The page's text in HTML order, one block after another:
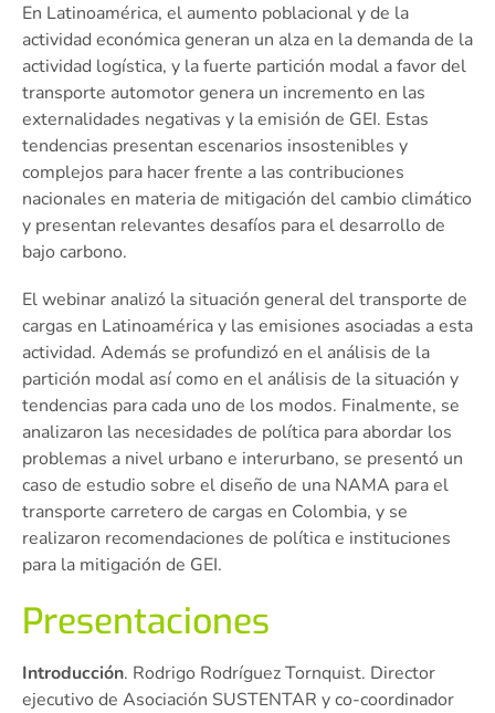
En Latinoamérica, el aumento poblacional y de la
actividad económica generan un alza en la demanda de la
actividad logística, y la fuerte partición modal a favor del
transporte automotor genera un incremento en las
externalidades negativas y la emisión de GEI. Estas
tendencias presentan escenarios insostenibles y
complejos para hacer frente a las contribuciones
nacionales en materia de mitigación del cambio climático
y presentan relevantes desafíos para el desarrollo de
bajo carbono.
El webinar analizó la situación general del transporte de
cargas en Latinoamérica y las emisiones asociadas a esta
actividad. Además se profundizó en el análisis de la
partición modal así como en el análisis de la situación y
tendencias para cada uno de los modos. Finalmente, se
analizaron las necesidades de política para abordar los
problemas a nivel urbano e interurbano, se presentó un
caso de estudio sobre el diseño de una NAMA para el
transporte carretero de cargas en Colombia, y se
realizaron recomendaciones de política e instituciones
para la mitigación de GEI.
Presentaciones
Introducción. Rodrigo Rodríguez Tornquist. Director
ejecutivo de Asociación SUSTENTAR y co-coordinador